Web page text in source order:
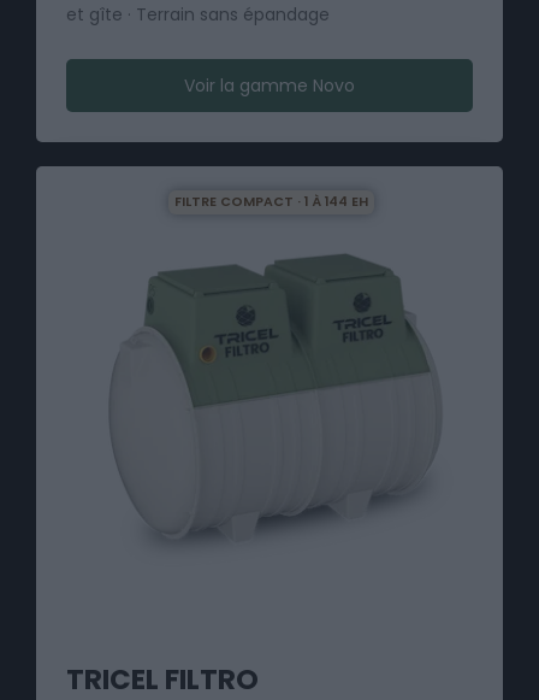
et gîte · Terrain sans épandage
Voir la gamme Novo
FILTRE COMPACT · 1 À 144 EH
TRICEL FILTRO